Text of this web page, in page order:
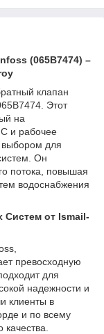
(065B7474) –
клапан
Этот
на
и рабочее
для
Он
потока, повышая
водоснабжения
Систем от Ismail-
превосходную
для
надежности и
клиенты в
и по всему